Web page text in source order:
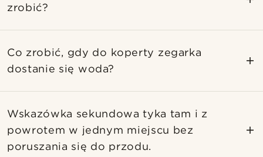
zrobić?
Co zrobić, gdy do koperty zegarka
dostanie się woda?
Wskazówka sekundowa tyka tam i z
powrotem w jednym miejscu bez
poruszania się do przodu.